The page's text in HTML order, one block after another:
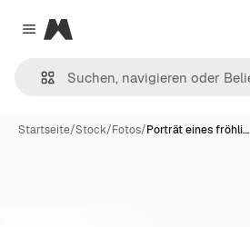
Close menu
Magnific
Startseite/Stock/Fotos/Porträt eines fröhli…